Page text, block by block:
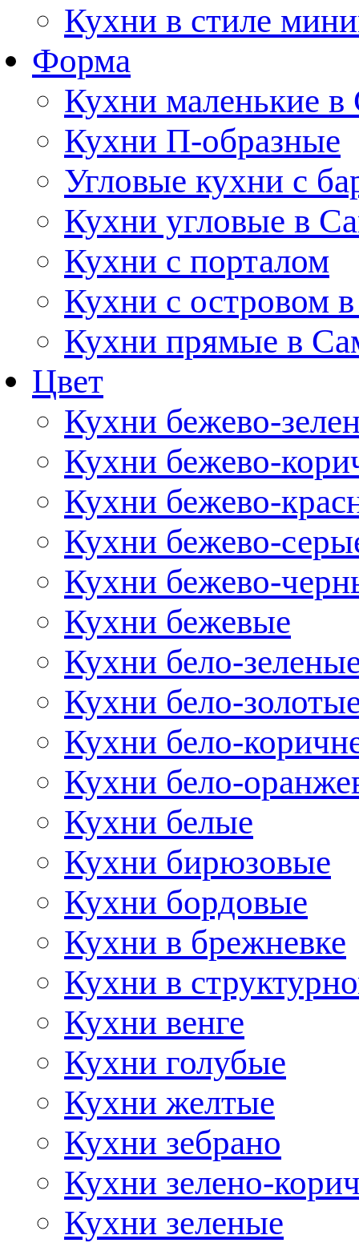
Кухни в стиле
Форма
Кухни маленькие в
Кухни П-образные
Угловые кухни с
Кухни угловые в
Кухни с порталом
Кухни с островом
Кухни прямые в
Цвет
Кухни бежево-
Кухни бежево-
Кухни бежево-
Кухни бежево-
Кухни бежево-
Кухни бежевые
Кухни бело-
Кухни бело-
Кухни бело-
Кухни бело-
Кухни белые
Кухни бирюзовые
Кухни бордовые
Кухни в брежневке
Кухни в
Кухни венге
Кухни голубые
Кухни желтые
Кухни зебрано
Кухни зелено-
Кухни зеленые